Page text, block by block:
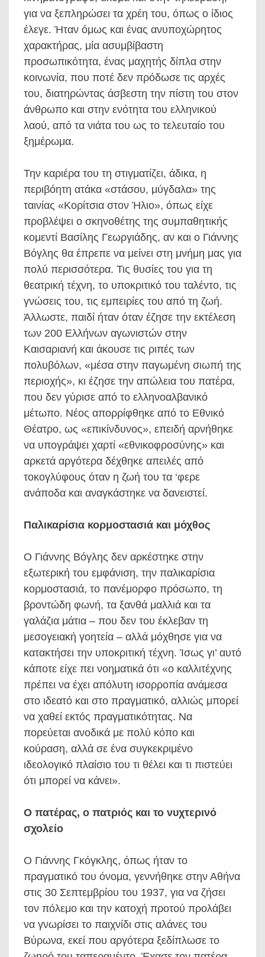
για να ξεπληρώσει τα χρέη του, όπως ο ίδιος
έλεγε. Ήταν όμως και ένας ανυποχώρητος
χαρακτήρας, μία ασυμβίβαστη
προσωπικότητα, ένας μαχητής δίπλα στην
κοινωνία, που ποτέ δεν πρόδωσε τις αρχές
του, διατηρώντας άσβεστη την πίστη του στον
άνθρωπο και στην ενότητα του ελληνικού
λαού, από τα νιάτα του ως το τελευταίο του
ξημέρωμα.
Την καριέρα του τη στιγματίζει, άδικα, η
περιβόητη ατάκα «στάσου, μύγδαλα» της
ταινίας «Κορίτσια στον Ήλιο», όπως είχε
προβλέψει ο σκηνοθέτης της συμπαθητικής
κομεντί Βασίλης Γεωργιάδης, αν και ο Γιάννης
Βόγλης θα έπρεπε να μείνει στη μνήμη μας για
πολύ περισσότερα. Τις θυσίες του για τη
θεατρική τέχνη, το υποκριτικό του ταλέντο, τις
γνώσεις του, τις εμπειρίες του από τη ζωή.
Άλλωστε, παιδί ήταν όταν έζησε την εκτέλεση
των 200 Ελλήνων αγωνιστών στην
Καισαριανή και άκουσε τις ριπές των
πολυβόλων, «μέσα στην παγωμένη σιωπή της
περιοχής», κι έζησε την απώλεια του πατέρα,
που δεν γύρισε από το ελληνοαλβανικό
μέτωπο. Νέος απορρίφθηκε από το Εθνικό
Θέατρο, ως «επικίνδυνος», επειδή αρνήθηκε
να υπογράψει χαρτί «εθνικοφροσύνης» και
αρκετά αργότερα δέχθηκε απειλές από
τοκογλύφους όταν η ζωή του τα ‘φερε
ανάποδα και αναγκάστηκε να δανειστεί.
Παλικαρίσια κορμοστασιά και μόχθος
Ο Γιάννης Βόγλης δεν αρκέστηκε στην
εξωτερική του εμφάνιση, την παλικαρίσια
κορμοστασιά, το πανέμορφο πρόσωπο, τη
βροντώδη φωνή, τα ξανθά μαλλιά και τα
γαλάζια μάτια – που δεν του έκλεβαν τη
μεσογειακή γοητεία – αλλά μόχθησε για να
κατακτήσει την υποκριτική τέχνη. Ίσως γι’ αυτό
κάποτε είχε πει νοηματικά ότι «ο καλλιτέχνης
πρέπει να έχει απόλυτη ισορροπία ανάμεσα
στο ιδεατό και στο πραγματικό, αλλιώς μπορεί
να χαθεί εκτός πραγματικότητας. Να
πορεύεται ανοδικά με πολύ κόπο και
κούραση, αλλά σε ένα συγκεκριμένο
ιδεολογικό πλαίσιο του τι θέλει και τι πιστεύει
ότι μπορεί να κάνει».
Ο πατέρας, ο πατριός και το νυχτερινό
σχολείο
Ο Γιάννης Γκόγκλης, όπως ήταν το
πραγματικό του όνομα, γεννήθηκε στην Αθήνα
στις 30 Σεπτεμβρίου του 1937, για να ζήσει
τον πόλεμο και την κατοχή προτού προλάβει
να γνωρίσει το παιχνίδι στις αλάνες του
Βύρωνα, εκεί που αργότερα ξεδίπλωσε το